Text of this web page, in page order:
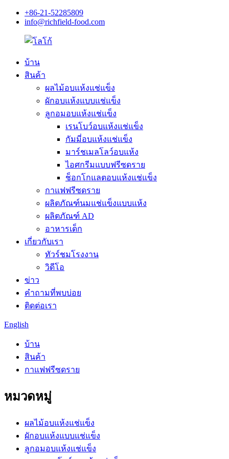
+86-21-52285809
info@richfield-food.com
บ้าน
สินค้า
ผลไม้อบแห้งแช่แข็ง
ผักอบแห้งแบบแช่แข็ง
ลูกอมอบแห้งแช่แข็ง
เรนโบว์อบแห้งแช่แข็ง
กัมมี่อบแห้งแช่แข็ง
มาร์ชเมลโลว์อบแห้ง
ไอศกรีมแบบฟรีซดราย
ช็อกโกแลตอบแห้งแช่แข็ง
กาแฟฟรีซดราย
ผลิตภัณฑ์นมแช่แข็งแบบแห้ง
ผลิตภัณฑ์ AD
อาหารเด็ก
เกี่ยวกับเรา
ทัวร์ชมโรงงาน
วิดีโอ
ข่าว
คำถามที่พบบ่อย
ติดต่อเรา
English
บ้าน
สินค้า
กาแฟฟรีซดราย
หมวดหมู่
ผลไม้อบแห้งแช่แข็ง
ผักอบแห้งแบบแช่แข็ง
ลูกอมอบแห้งแช่แข็ง